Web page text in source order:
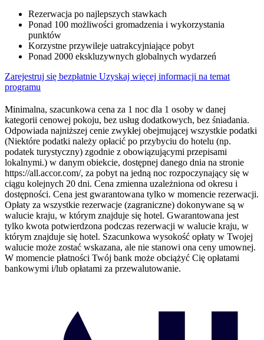
Rezerwacja po najlepszych stawkach
Ponad 100 możliwości gromadzenia i wykorzystania
punktów
Korzystne przywileje uatrakcyjniające pobyt
Ponad 2000 ekskluzywnych globalnych wydarzeń
Zarejestruj się bezpłatnie Uzyskaj więcej informacji na temat
programu
Minimalna, szacunkowa cena za 1 noc dla 1 osoby w danej
kategorii cenowej pokoju, bez usług dodatkowych, bez śniadania.
Odpowiada najniższej cenie zwykłej obejmującej wszystkie podatki
(Niektóre podatki należy opłacić po przybyciu do hotelu (np.
podatek turystyczny) zgodnie z obowiązującymi przepisami
lokalnymi.) w danym obiekcie, dostępnej danego dnia na stronie
https://all.accor.com/, za pobyt na jedną noc rozpoczynający się w
ciągu kolejnych 20 dni. Cena zmienna uzależniona od okresu i
dostępności. Cena jest gwarantowana tylko w momencie rezerwacji.
Opłaty za wszystkie rezerwacje (zagraniczne) dokonywane są w
walucie kraju, w którym znajduje się hotel. Gwarantowana jest
tylko kwota potwierdzona podczas rezerwacji w walucie kraju, w
którym znajduje się hotel. Szacunkowa wysokość opłaty w Twojej
walucie może zostać wskazana, ale nie stanowi ona ceny umownej.
W momencie płatności Twój bank może obciążyć Cię opłatami
bankowymi i/lub opłatami za przewalutowanie.